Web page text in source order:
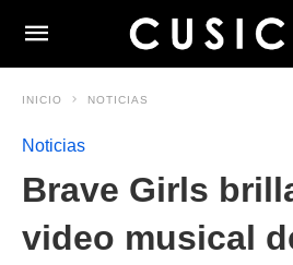
INICIO NOTICIAS
Noticias
Brave Girls
video musical